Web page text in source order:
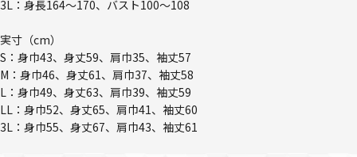
3L：身長164～170、バスト100～108
実寸（cm）
S：身巾43、身丈59、肩巾35、袖丈57
M：身巾46、身丈61、肩巾37、袖丈58
L：身巾49、身丈63、肩巾39、袖丈59
LL：身巾52、身丈65、肩巾41、袖丈60
3L：身巾55、身丈67、肩巾43、袖丈61